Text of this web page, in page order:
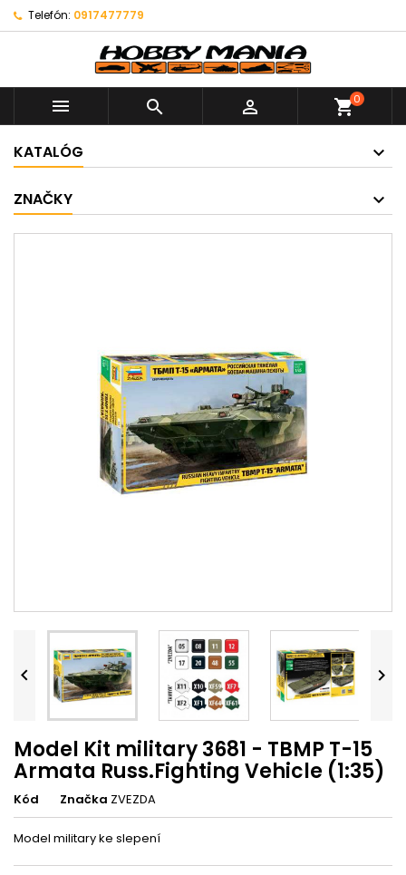
Telefón: 0917477779
   shopping_cart0
KATALÓG
ZNAČKY
 
Model Kit military 3681 - TBMP T-15
Armata Russ.Fighting Vehicle (1:35)
Kód Značka ZVEZDA
Model military ke slepení